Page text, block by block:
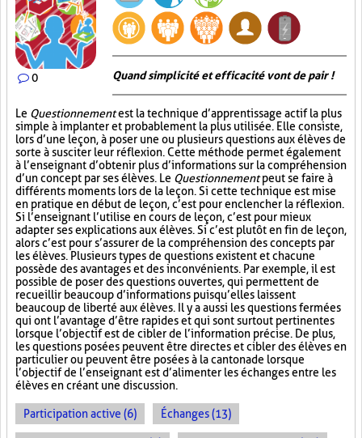
0 Quand simplicité et efficacité vont de pair !
Le Questionnementest la technique d’apprentissage actif la plus
simple à implanter et probablement la plus utilisée. Elle consiste,
lors d’une leçon, à poser une ou plusieurs questions aux élèves de
sorte à susciter leur réflexion. Cette méthode permet également
à l’enseignant d’obtenir plus d’informations sur la compréhension
d’un concept par ses élèves. Le Questionnementpeut se faire à
différents moments lors de la leçon. Si cette technique est mise
en pratique en début de leçon, c’est pour enclencher la réflexion.
Si l’enseignant l’utilise en cours de leçon, c’est pour mieux
adapter ses explications aux élèves. Si c’est plutôt en fin de leçon,
alors c’est pour s’assurer de la compréhension des concepts par
les élèves. Plusieurs types de questions existent et chacune
possède des avantages et des inconvénients. Par exemple, il est
possible de poser des questions ouvertes, qui permettent de
recueillir beaucoup d’informations puisqu’elles laissent
beaucoup de liberté aux élèves. Il y a aussi les questions fermées
qui ont l’avantage d’être rapides et qui sont surtout pertinentes
lorsque l’objectif est de cibler de l’information précise. De plus,
les questions posées peuvent être directes et cibler des élèves en
particulier ou peuvent être posées à la cantonade lorsque
l’objectif de l’enseignant est d’alimenter les échanges entre les
élèves en créant une discussion.
Participation active (6) Échanges (13)